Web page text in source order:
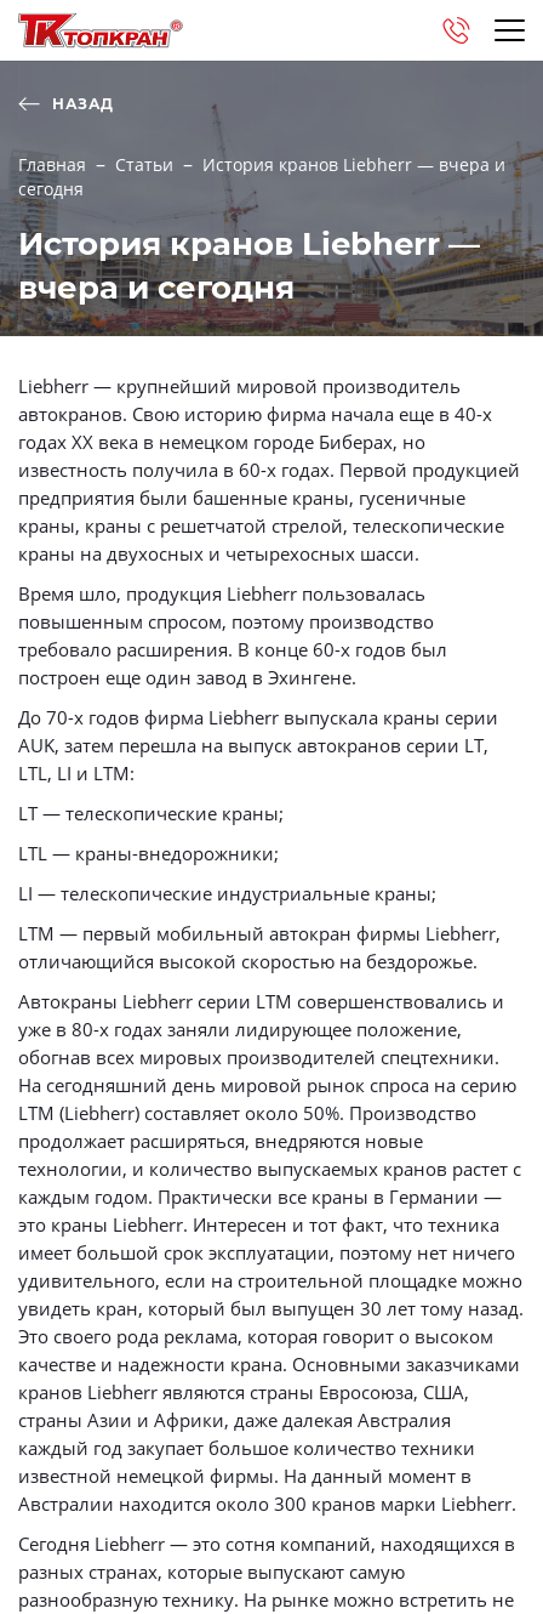
НАЗАД
Главная Статьи
История кранов Liebherr — вчера и
сегодня
История кранов Liebherr —
вчера и сегодня
Liebherr — крупнейший мировой производитель
автокранов. Свою историю фирма начала еще в 40-х
годах XX века в немецком городе Биберах, но
известность получила в 60-х годах. Первой продукцией
предприятия были башенные краны, гусеничные
краны, краны с решетчатой стрелой, телескопические
краны на двухосных и четырехосных шасси.
Время шло, продукция Liebherr пользовалась
повышенным спросом, поэтому производство
требовало расширения. В конце 60-х годов был
построен еще один завод в Эхингене.
До 70-х годов фирма Liebherr выпускала краны серии
AUK, затем перешла на выпуск автокранов серии LT,
LTL, LI и LTM:
LT — телескопические краны;
LTL — краны-внедорожники;
LI — телескопические индустриальные краны;
LTM — первый мобильный автокран фирмы Liebherr,
отличающийся высокой скоростью на бездорожье.
Автокраны Liebherr серии LTM совершенствовались и
уже в 80-х годах заняли лидирующее положение,
обогнав всех мировых производителей спецтехники.
На сегодняшний день мировой рынок спроса на серию
LTM (Liebherr) составляет около 50%. Производство
продолжает расширяться, внедряются новые
технологии, и количество выпускаемых кранов растет с
каждым годом. Практически все краны в Германии —
это краны Liebherr. Интересен и тот факт, что техника
имеет большой срок эксплуатации, поэтому нет ничего
удивительного, если на строительной площадке можно
увидеть кран, который был выпущен 30 лет тому назад.
Это своего рода реклама, которая говорит о высоком
качестве и надежности крана. Основными заказчиками
кранов Liebherr являются страны Евросоюза, США,
страны Азии и Африки, даже далекая Австралия
каждый год закупает большое количество техники
известной немецкой фирмы. На данный момент в
Австралии находится около 300 кранов марки Liebherr.
Сегодня Liebherr — это сотня компаний, находящихся в
разных странах, которые выпускают самую
разнообразную технику. На рынке можно встретить не